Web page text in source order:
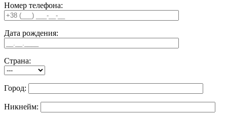
Номер телефона:
Дата рождения:
Страна:
Город:
Никнейм: